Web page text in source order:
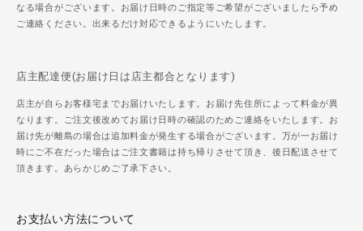
なる場合がございます。お届け日時のご指定等ご希望がございましたら予め
ご連絡ください。出来るだけ対応できるようにいたします。
店主配達便(お届け日は店主都合となります)
店主が自らお客様宅までお届けいたします。お届け先住所によって料金が異
なります。ご注文後改めてお届け日時の確認のためご連絡をいたします。お
届け先が離島の場合は追加料金が発生する場合がございます。万が一お届け
時にご不在だった場合はご注文書籍は持ち帰りさせて頂き、後日配送させて
頂きます。あらかじめご了承下さい。
お支払い方法について